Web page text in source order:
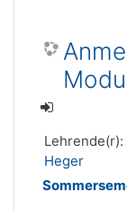
Lehrende(r):
Heger